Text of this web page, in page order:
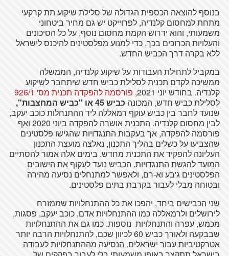
בנוסף להוצאה הכספית הגדולה של סלילת שיקוע תת קרקעי
מתחת למחסום קלנדיה, לפרוייקט יש גם מחיר ביטחוני
משמעותי, והוא ידרוש הקמת מחסום נוסף, על כל הסיכונים
והעלויות הכרוכים בכך, כדי למנוע מפלסטינים להיכנס לישראל
ללא בקרה דרך הכביש החדש.
במקביל לתחילת העבודות על שיקוע קלנדיה, הממשלה
ממשיכה לקדם תכנית לסלילת כביש חדש שיתחבר לשיקוע
קלנדיה. בחודש יוני 2021,
פורסמה להפקדה תכנית מס' 926/1
לסלילת כביש חדש, המכונה כביש 45 או "כביש המחצבות",
שנועד לחבר בין כביש עוקף רמאללה ליד ההתנחלות כוכב יעקב,
לבין מחסום קלנדיה. התכנית אושרה להפקדה ביוני 2020 ואף
פורסמה להפקדה, אך בעקבות התנגדויות שהגישו פלסטינים
שהצביעו על כשלים בהליך התכנון, נאלצה מועצת התכנון
העליונה להפקיד את התכנית מחדש. בימים אלה אמור להסתיים
המועד להגשת התנגדויות. הכביש נועד לעקוף את הישובים
הפלסטינים ג'בע וא-רם, ולאפשר למתנחלים נסיעה מהירה
ובטוחה מבלי לעבור בקרבת בתים פלסטינים.
שני הכבישים ביחד, יהפכו את כל ההתנחלויות שממזרח
לירושלים ולרמאללה כמו ההתנחלויות אדם, כוכב יעקב, פסגות,
מכמש, עפרה והתנחלויות נוספות. כמו גם את ההתנחלויות
שבבקעה ולאורך כביש 60 לכיוון שכם, להתנחלויות הרבה יותר
אטרקטיביות עבור ישראלים. הנסיעה מההתנחלויות לעבודה